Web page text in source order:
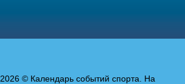
2026 © Календарь событий спорта. На